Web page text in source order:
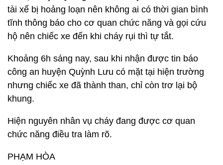
tài xế bị hoảng loạn nên không ai có thời gian bình
tĩnh thông báo cho cơ quan chức năng và gọi cứu
hộ nên chiếc xe đến khi cháy rụi thì tự tắt.
Khoảng 6h sáng nay, sau khi nhận được tin báo
công an huyện Quỳnh Lưu có mặt tại hiện trường
nhưng chiếc xe đã thành than, chỉ còn trơ lại bộ
khung.
Hiện nguyên nhân vụ cháy đang được cơ quan
chức năng điều tra làm rõ.
PHẠM HÒA